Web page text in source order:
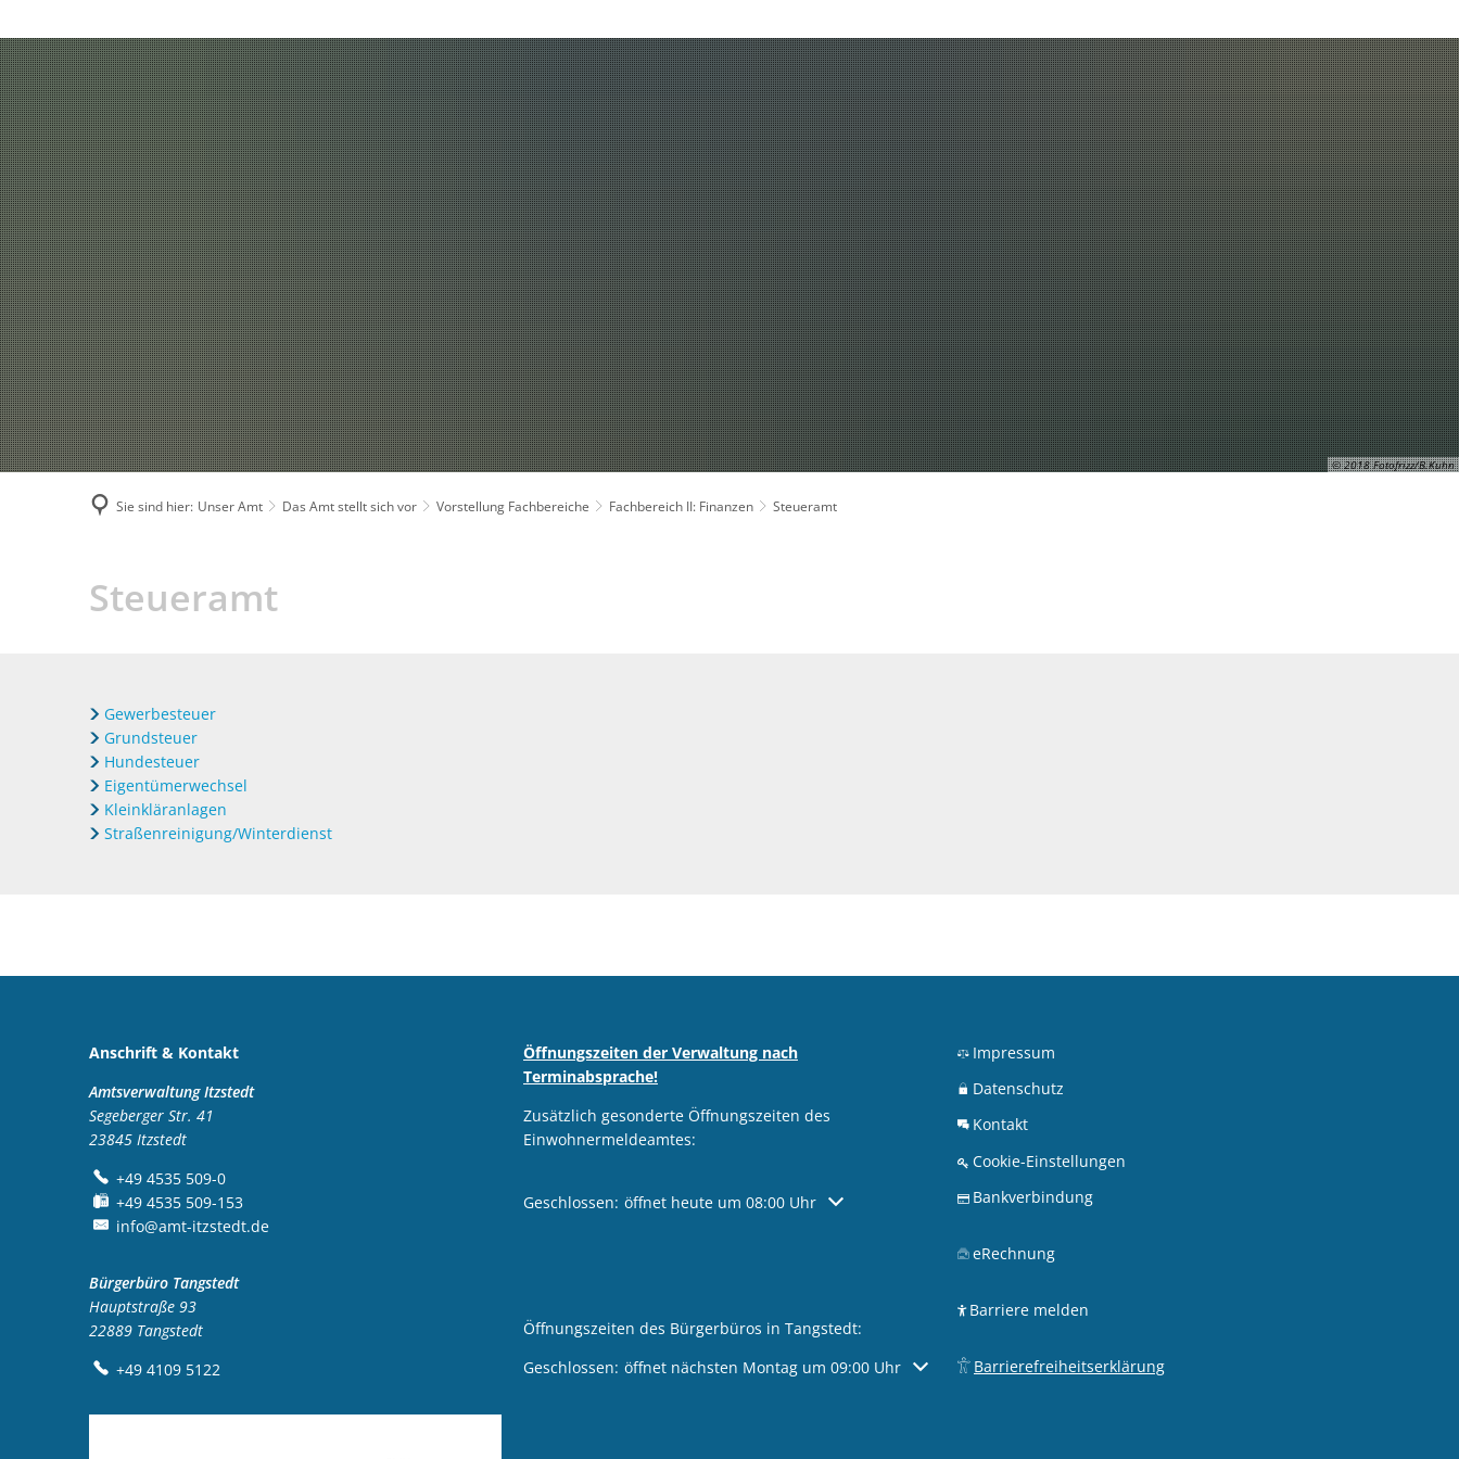
Aktuell Unser Amt Wissenswert Leben und Wohnen Suche
© 2018 Fotofrizz/B.Kuhn
Sie sind hier: Unser Amt Das Amt stellt sich vor Vorstellung Fachbereiche Fachbereich II: Finanzen Steueramt
Steueramt
Steueramt
Gewerbesteuer
Grundsteuer
Hundesteuer
Eigentümerwechsel
Kleinkläranlagen
Straßenreinigung/Winterdienst
Anschrift & Kontakt
Amtsverwaltung Itzstedt
Segeberger Str. 41
23845 Itzstedt
+49 4535 509-0
+49 4535 509-153
info@amt-itzstedt.de
Bürgerbüro Tangstedt
Hauptstraße 93
22889 Tangstedt
+49 4109 5122
Öffnungszeiten der Verwaltung nach
Terminabsprache!
Zusätzlich gesonderte Öffnungszeiten des
Einwohnermeldeamtes:
Klicken, um weitere Öffnungs- oder Schließzeiten auszublenden
Geschlossen: öffnet heute um 08:00 Uhr
Öffnungszeiten des Bürgerbüros in Tangstedt:
Klicken, um weitere Öffnungs- oder Schließzeiten auszublenden
Geschlossen: öffnet nächsten Montag um 09:00 Uhr
Impressum
Datenschutz
Kontakt
Cookie-Einstellungen
Bankverbindung
eRechnung
Barriere melden
Barrierefreiheitserklärung